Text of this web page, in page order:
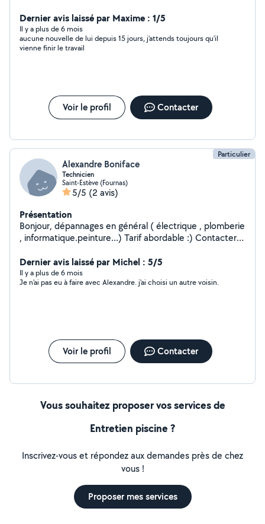
Dernier avis laissé par Maxime : 1/5
Il y a plus de 6 mois
aucune nouvelle de lui depuis 15 jours, j'attends toujours qu'il
vienne finir le travail
Voir le profil Contacter
Particulier
Alexandre Boniface
Technicien
Saint-Estève (Fournas)
5/5 (2 avis)
Présentation
Bonjour, dépannages en général ( électrique , plomberie
, informatique.peinture...) Tarif abordable :) Contacter
Dernier avis laissé par Michel : 5/5
Il y a plus de 6 mois
Je n'ai pas eu à faire avec Alexandre. j'ai choisi un autre voisin.
Voir le profil Contacter
Vous souhaitez proposer vos services de
Entretien piscine ?
Inscrivez-vous et répondez aux demandes près de chez
vous !
Proposer mes services